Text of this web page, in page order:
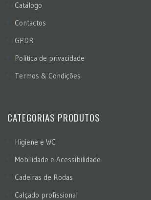
Catálogo
Contactos
GPDR
Política de privacidade
Termos & Condições
CATEGORIAS PRODUTOS
Higiene e WC
Mobilidade e Acessibilidade
Cadeiras de Rodas
Calçado profissional